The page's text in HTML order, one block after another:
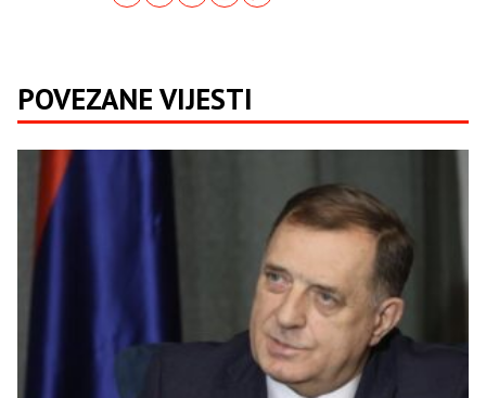
POVEZANE VIJESTI